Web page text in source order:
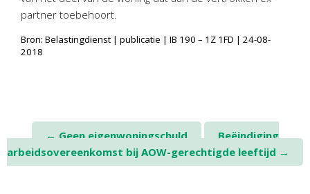
partner toebehoort.
Bron: Belastingdienst | publicatie | IB 190 – 1Z 1FD | 24-08-
2018
Post
navigation
← Geen eigenwoningschuld
Beëindiging
arbeidsovereenkomst bij AOW-gerechtigde leeftijd →